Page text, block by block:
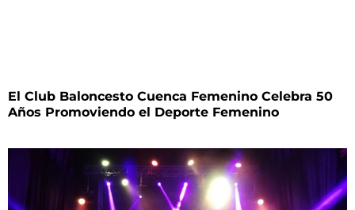
El Club Baloncesto Cuenca Femenino Celebra 50
Años Promoviendo el Deporte Femenino